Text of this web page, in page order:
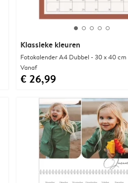
Klassieke kleuren
Fotokalender A4 Dubbel - 30 x 40 cm
Vanaf
€ 26,99